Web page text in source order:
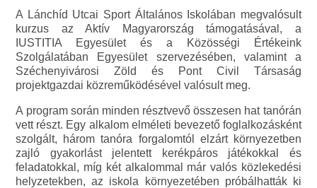
A Lánchíd Utcai Sport Általános Iskolában megvalósult
kurzus az Aktív Magyarország támogatásával, a
IUSTITIA Egyesület és a Közösségi Értékeink
Szolgálatában Egyesület szervezésében, valamint a
Széchenyivárosi Zöld és Pont Civil Társaság
projektgazdai közreműködésével valósult meg.
A program során minden résztvevő összesen hat tanórán
vett részt. Egy alkalom elméleti bevezető foglalkozásként
szolgált, három tanóra forgalomtól elzárt környezetben
zajló gyakorlást jelentett kerékpáros játékokkal és
feladatokkal, míg két alkalommal már valós közlekedési
helyzetekben, az iskola környezetében próbálhatták ki